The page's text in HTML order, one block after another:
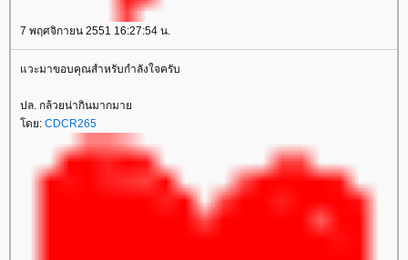
7 พฤศจิกายน 2551 16:27:54 น.
แวะมาขอบคุณสำหรับกำลังใจครับ
ปล. กล้วยน่ากินมากมาย
โดย: CDCR265